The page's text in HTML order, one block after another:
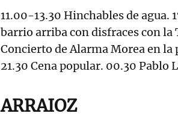
11.00-13.30 Hinchables de agua.
barrio arriba con disfraces con la
Concierto de Alarma Morea en la
21.30 Cena popular. 00.30 Pablo
ARRAIOZ